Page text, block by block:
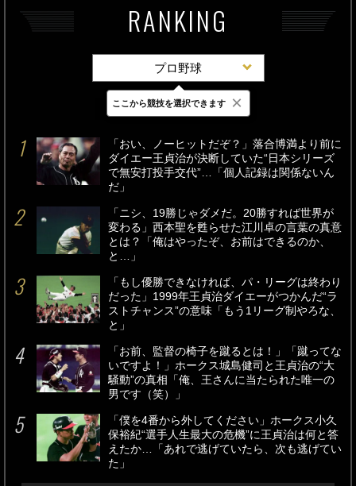
RANKING
プロ野球
最新 24時間 週間
「おい、ノーヒットだぞ？」落合博満より前に
ダイエー王貞治が決断していた“日本シリーズ
で無安打投手交代”…「個人記録は関係ないん
だ」
「ニシ、19勝じゃダメだ。20勝すれば世界が
変わる」西本聖を甦らせた江川卓の言葉の真意
とは？「俺はやったぞ、お前はできるのか、
と…」
「もし優勝できなければ、パ・リーグは終わり
だった」1999年王貞治ダイエーがつかんだ“ラ
ストチャンス”の意味「もう1リーグ制やろな、
と」
「お前、監督の椅子を蹴るとは！」「蹴ってな
いですよ！」ホークス城島健司と王貞治の“大
騒動”の真相「俺、王さんに当たられた唯一の
男です（笑）」
「僕を4番から外してください」ホークス小久
保裕紀“選手人生最大の危機”に王貞治は何と答
えたか…「あれで逃げていたら、次も逃げてい
た」
ここから競技を選択できます ×